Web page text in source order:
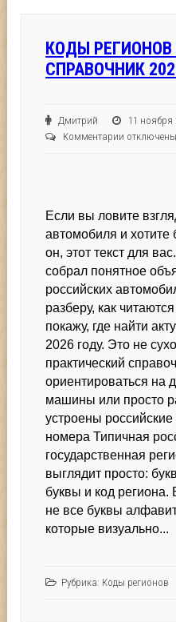
КОДЫ
СПРАВОЧНИК
Дмитрий 11
Комментарии к
полный
2026
отключены
Если вы ловите
автомобиля и хотите
он, этот текст для
собрал понятное
российских
разберу, как
покажу, где найти
2026 году. Это не
практический
ориентироваться на
машины или просто
устроены
номера Типичная
государственная
выглядит просто:
буквы и код
не все буквы
которые визуально...
Рубрика: Коды регионов